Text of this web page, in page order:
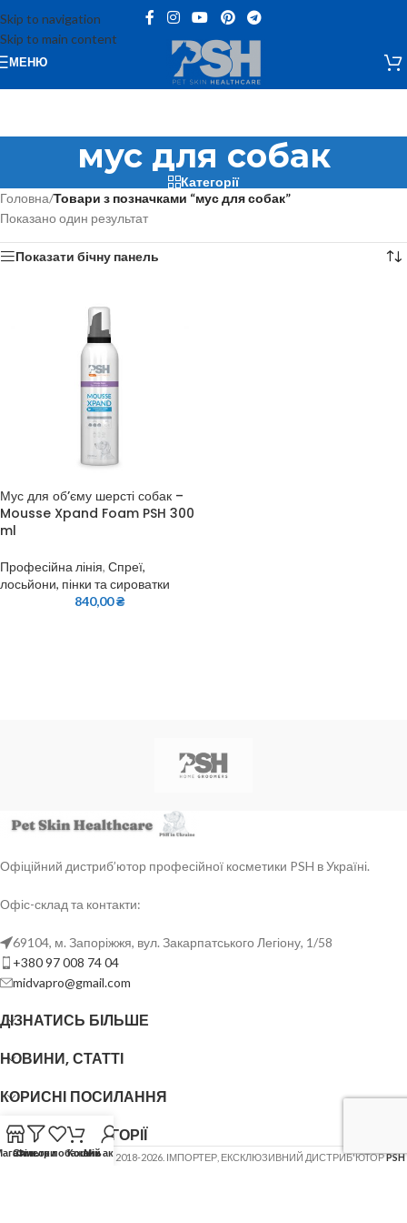
Skip to navigation
Skip to main content
МЕНЮ
мус для собак
Категорії
Головна/Товари з позначками “мус для собак”
Показано один результат
Показати бічну панель
Мус для об’єму шерсті собак –
Mousse Xpand Foam PSH 300
ml
Професійна лінія, Спреї,
лосьйони, пінки та сироватки
840,00₴
Офіційний дистриб’ютор професійної косметики PSH в Україні.
Офіс-склад та контакти:
69104, м. Запоріжжя, вул. Закарпатського Легіону, 1/58
+380 97 008 74 04
midvapro@gmail.com
ДІЗНАТИСЬ БІЛЬШЕ
НОВИНИ, СТАТТІ
КОРИСНІ ПОСИЛАННЯ
ОСНОВНІ КАТЕГОРІЇ
ФОП ШОВГЕНЮК Ю.В. 2018-2026. ІМПОРТЕР, ЕКСКЛЮЗИВНИЙ ДИСТРИБ'ЮТОРPSH
Фільтри
Список побажань
КошикМій акаунт